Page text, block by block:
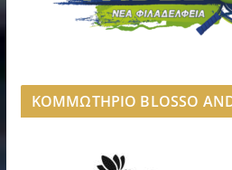
ΚΟΜΜΩΤΗΡΙΟ BLOSSO